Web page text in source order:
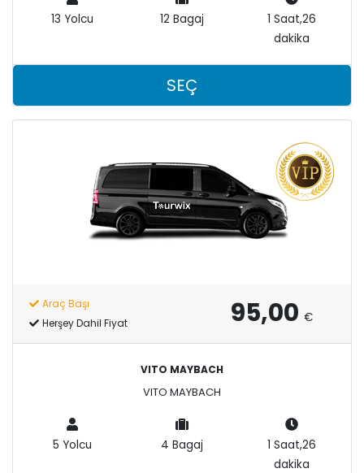
13 Yolcu 12 Bagaj
1 Saat,26
dakika
SEÇ
Araç Başı
Herşey Dahil Fiyat
95,00 €
VITO MAYBACH
VITO MAYBACH
5 Yolcu 4 Bagaj
1 Saat,26
dakika